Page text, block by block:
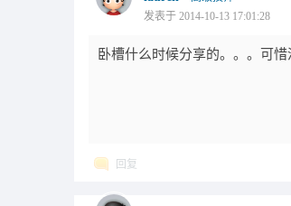
发表于 2014-10-13 17:01:28
卧槽什么时候分享的。。。可
回复